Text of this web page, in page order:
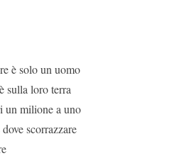
è solo un uomo
sulla loro terra
un milione a uno
scorrazzare